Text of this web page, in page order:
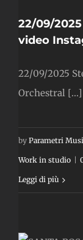
22/09/
video
22/09/2025
Orchestral [...]
by Parametri
Work in studio
Leggi di più